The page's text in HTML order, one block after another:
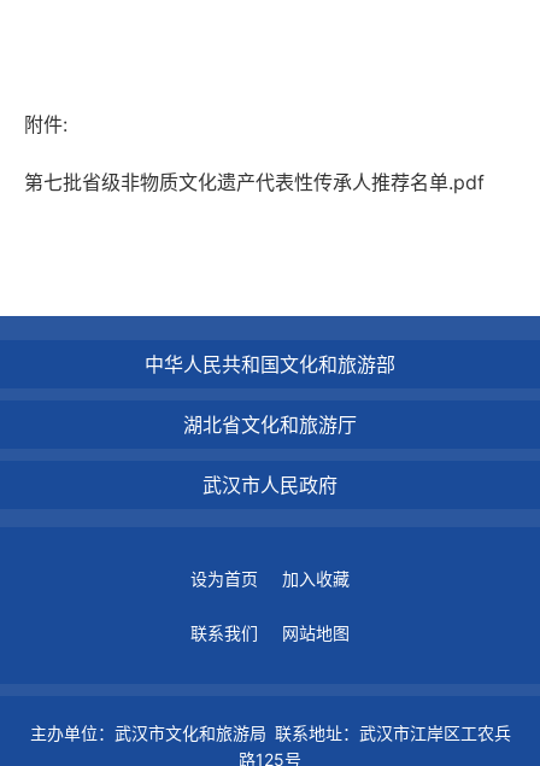
附件:
第七批省级非物质文化遗产代表性传承人推荐名单.pdf
中华人民共和国文化和旅游部
湖北省文化和旅游厅
武汉市人民政府
设为首页 加入收藏
联系我们 网站地图
主办单位：武汉市文化和旅游局 联系地址：武汉市江岸区工农兵
路125号